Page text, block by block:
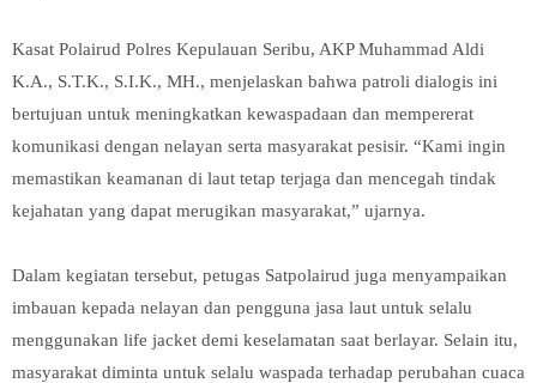
Kasat Polairud Polres Kepulauan Seribu, AKP Muhammad Aldi
K.A., S.T.K., S.I.K., MH., menjelaskan bahwa patroli dialogis ini
bertujuan untuk meningkatkan kewaspadaan dan mempererat
komunikasi dengan nelayan serta masyarakat pesisir. “Kami ingin
memastikan keamanan di laut tetap terjaga dan mencegah tindak
kejahatan yang dapat merugikan masyarakat,” ujarnya.
Dalam kegiatan tersebut, petugas Satpolairud juga menyampaikan
imbauan kepada nelayan dan pengguna jasa laut untuk selalu
menggunakan life jacket demi keselamatan saat berlayar. Selain itu,
masyarakat diminta untuk selalu waspada terhadap perubahan cuaca